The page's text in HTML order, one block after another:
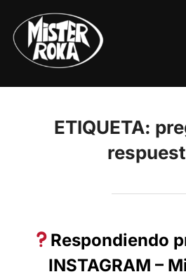
contenido
ETIQUETA:
Respondiendo
INSTAGRAM –